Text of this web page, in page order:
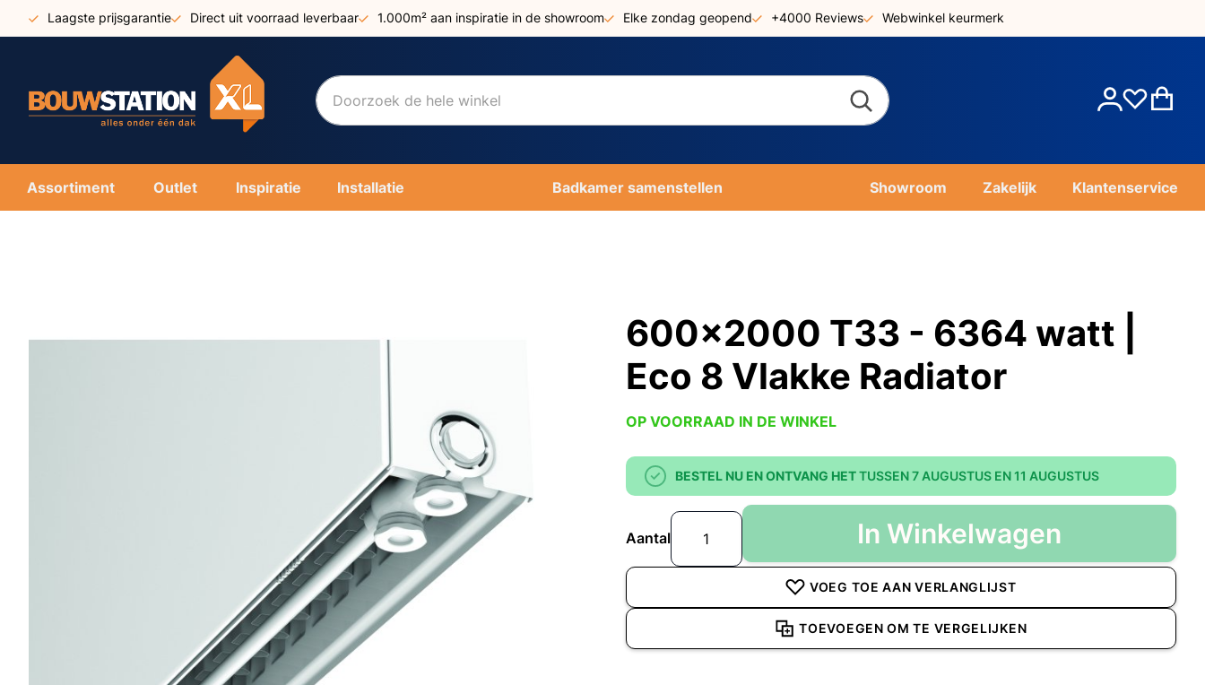
Ga
naar
Laagste prijsgarantie Direct uit voorraad leverbaar 1.000m² aan inspiratie in de showroom Elke zondag geopend +4000 Reviews Webwinkel keurmerk
Account
Assortiment Outlet Inspiratie Installatie Badkamer samenstellen Showroom Zakelijk Klantenservice
600x2000 T33 - 6364 watt |
Eco 8 Vlakke Radiator
OP VOORRAAD IN DE WINKEL
BESTEL NU EN ONTVANG HETTUSSEN 7 AUGUSTUS EN 11 AUGUSTUS
Aantal In Winkelwagen
VOEG TOE AAN VERLANGLIJST
TOEVOEGEN OM TE VERGELIJKEN